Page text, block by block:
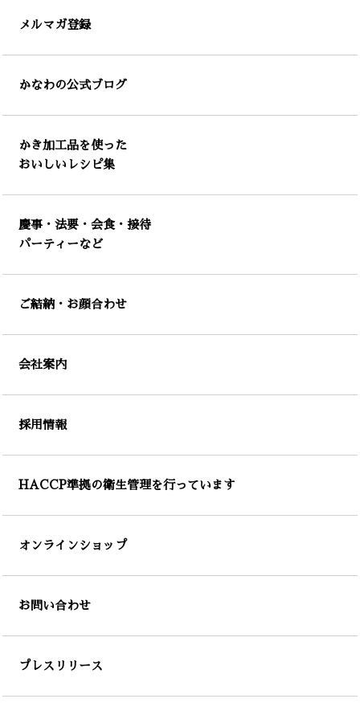
メルマガ登録
かなわの公式ブログ
かき加工品を使った
おいしいレシピ集
慶事・法要・会食・接待
パーティーなど
ご結納・お顔合わせ
会社案内
採用情報
HACCP準拠の衛生管理を行っています
オンラインショップ
お問い合わせ
プレスリリース